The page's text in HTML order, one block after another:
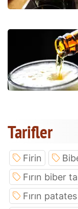
Tarifler
Firin
Fırın biber
Fırın